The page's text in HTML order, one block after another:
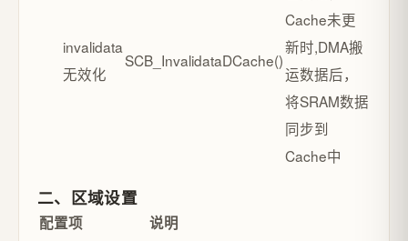
invalidata
无效化
SCB_InvalidataDCache()
Cache未更
新时,DMA搬
运数据后，
将SRAM数据
同步到
Cache中
二、区域设置
配置项 说明